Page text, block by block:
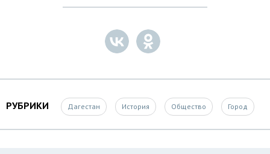
РУБРИКИ Дагестан История Общество Город